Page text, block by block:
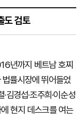
도 검토
년까지 베트남 호찌
법률시장에 뛰어들었
김경섭·조주희·이순성
현지 데스크를 여는